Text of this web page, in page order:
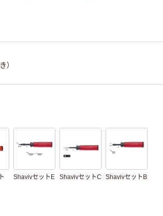
）
ShavivセットE ShavivセットC ShavivセットB